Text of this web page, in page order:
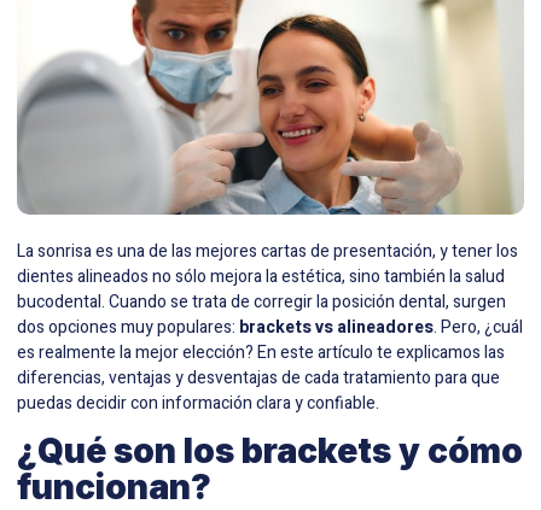
La sonrisa es una de las mejores cartas de presentación, y tener los
dientes alineados no sólo mejora la estética, sino también la salud
bucodental. Cuando se trata de corregir la posición dental, surgen
dos opciones muy populares: brackets vs alineadores. Pero, ¿cuál
es realmente la mejor elección? En este artículo te explicamos las
diferencias, ventajas y desventajas de cada tratamiento para que
puedas decidir con información clara y confiable.
¿Qué son los brackets y cómo
funcionan?